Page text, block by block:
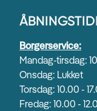
Borgerservice:
Mandag-tirsdag:
Onsdag: Lukket
Torsdag: 10.00 -
Fredag: 10.00 -